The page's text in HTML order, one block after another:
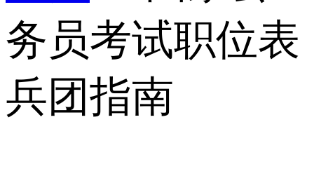
务员考试职位表
兵团指南